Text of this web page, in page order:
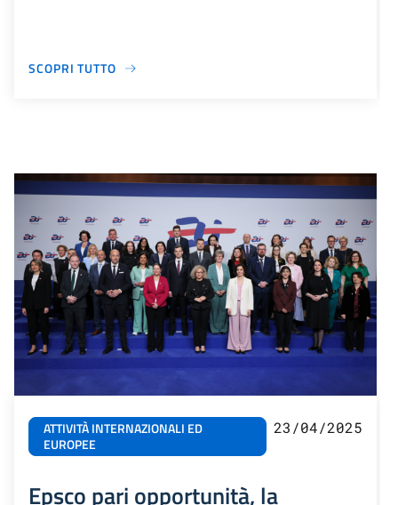
SCOPRI TUTTO
ATTIVITÀ INTERNAZIONALI ED
EUROPEE
23/04/2025
Epsco pari opportunità, la